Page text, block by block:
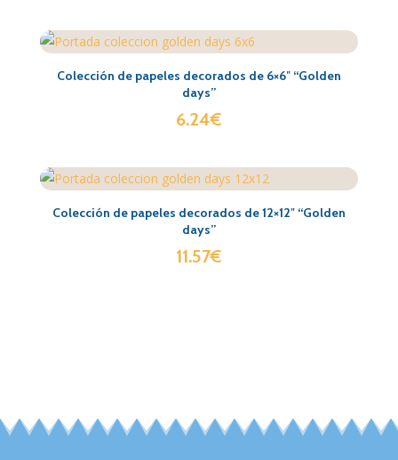
Colección de papeles decorados de 6×6″ “Golden
days”
6.24€
Colección de papeles decorados de 12×12″ “Golden
days”
11.57€